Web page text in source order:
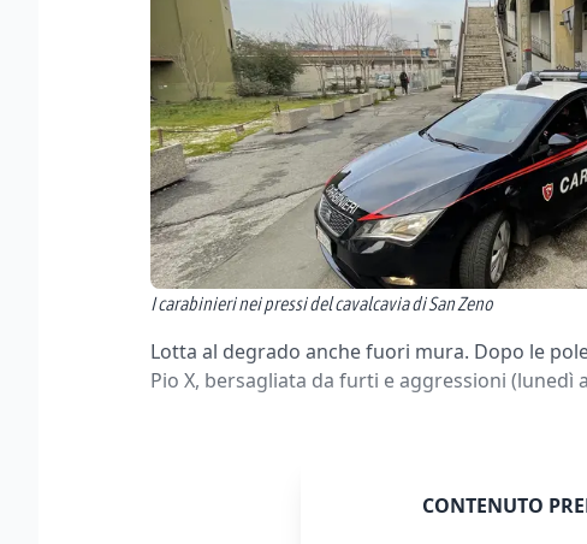
I carabinieri nei pressi del cavalcavia di San Zeno
Lotta al degrado anche fuori mura. Dopo le
Pio X, bersagliata da furti e aggressioni (lunedì
CONTENUTO